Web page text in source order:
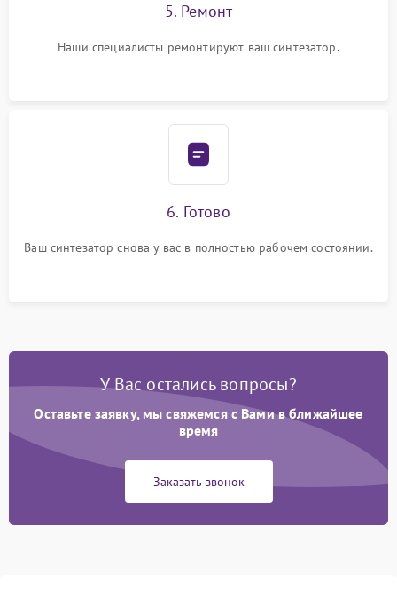
5. Ремонт
Наши специалисты ремонтируют ваш синтезатор.
6. Готово
Ваш синтезатор снова у вас в полностью рабочем состоянии.
У Вас остались вопросы?
Оставьте заявку, мы свяжемся с Вами в ближайшее
время
Заказать звонок